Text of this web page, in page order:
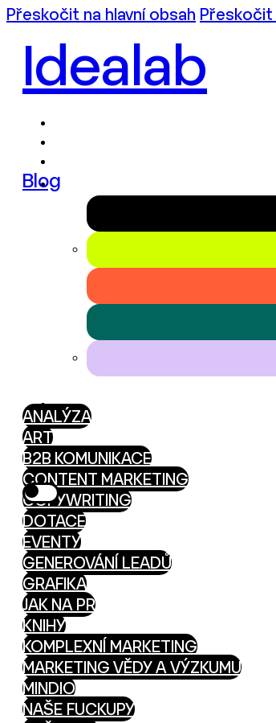
Přeskočit na hlavní obsah Přeskočit
Idealab
Blog
ANALÝZA
ART
B2B KOMUNIKACE
CONTENT MARKETING
COPYWRITING
DOTACE
EVENTY
GENEROVÁNÍ LEADŮ
GRAFIKA
JAK NA PR
KNIHY
KOMPLEXNÍ MARKETING
MARKETING VĚDY A VÝZKUMU
MINDIO
NAŠE FUCKUPY